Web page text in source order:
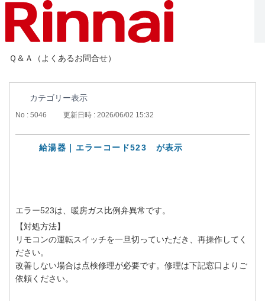
Ｑ＆Ａ（よくあるお問合せ）
カテゴリー表示
No : 5046 更新日時 : 2026/06/02 15:32
給湯器｜エラーコード523 が表示
エラー523は、暖房ガス比例弁異常です。
【対処方法】
リモコンの運転スイッチを一旦切っていただき、再操作してく
ださい。
改善しない場合は点検修理が必要です。修理は下記窓口よりご
依頼ください。